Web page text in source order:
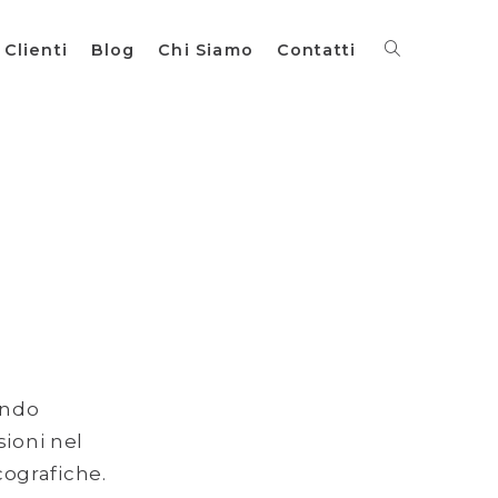
Clienti Blog Chi Siamo Contatti
nel